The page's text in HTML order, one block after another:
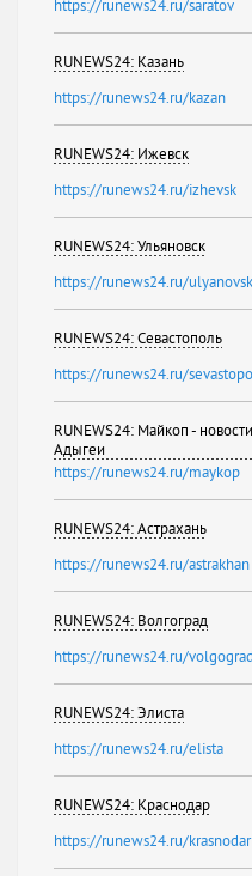
https://runews24.ru/saratov
RUNEWS24: Казань
https://runews24.ru/kazan
RUNEWS24: Ижевск
https://runews24.ru/izhevsk
RUNEWS24: Ульяновск
https://runews24.ru/ulyanovsk
RUNEWS24: Севастополь
https://runews24.ru/
RUNEWS24: Майкоп - новости
Адыгеи
https://runews24.ru/maykop
RUNEWS24: Астрахань
https://runews24.ru/astrakhan
RUNEWS24: Волгоград
https://runews24.ru/volgograd
RUNEWS24: Элиста
https://runews24.ru/elista
RUNEWS24: Краснодар
https://runews24.ru/krasnodar